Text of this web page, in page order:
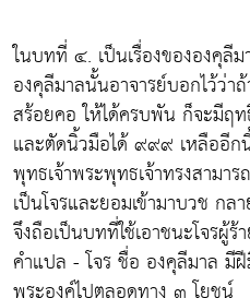
ในบทที่ ๔. เป็นเรื่องขององคุลี
องคุลีมาลนั้นอาจารย์บอกไว้ว่
สร้อยคอ ให้ได้ครบพัน ก็จะมีฤ
และตัดนิ้วมือได้ ๙๙๙ เหลืออี
พุทธเจ้าพระพุทธเจ้าทรงสามา
เป็นโจรและยอมเข้ามาบวช ก
จึงถือเป็นบทที่ใช้เอาชนะโจรผู้ร้
คำแปล - โจร ชื่อ องคุลีมาล มีฝี